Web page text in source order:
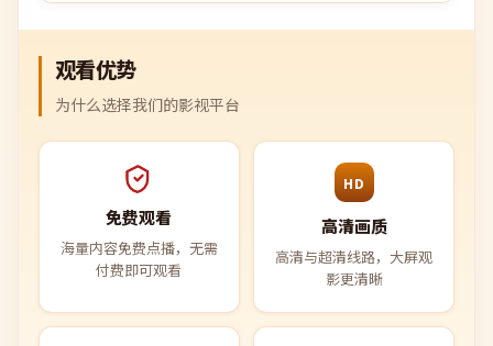
观看优势
为什么选择我们的影视平台
免费观看
海量内容免费点播，无需
付费即可观看
HD
高清画质
高清与超清线路，大屏观
影更清晰